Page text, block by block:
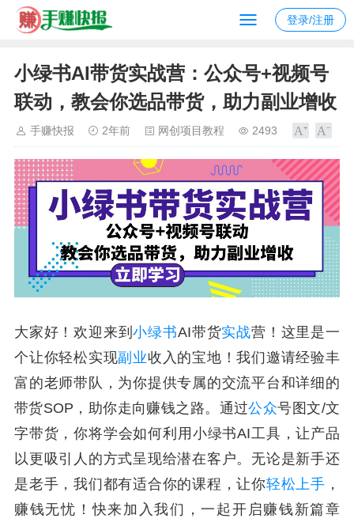
登录/注册
小绿书AI带货实战营：公众号+视频号
联动，教会你选品带货，助力副业增收
手赚快报 2年前 网创项目教程 2493
大家好！欢迎来到小绿书AI带货实战营！这里是一
个让你轻松实现副业收入的宝地！我们邀请经验丰
富的老师带队，为你提供专属的交流平台和详细的
带货SOP，助你走向赚钱之路。通过公众号图文/文
字带货，你将学会如何利用小绿书AI工具，让产品
以更吸引人的方式呈现给潜在客户。无论是新手还
是老手，我们都有适合你的课程，让你轻松上手 ，
赚钱无忧！快来加入我们，一起开启赚钱新篇章